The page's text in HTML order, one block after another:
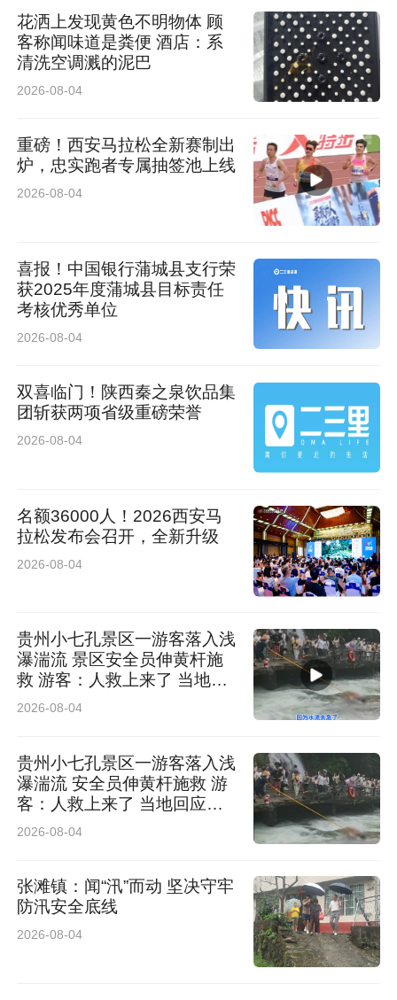
花洒上发现黄色不明物体 顾
客称闻味道是粪便 酒店：系
清洗空调溅的泥巴
2026-08-04
重磅！西安马拉松全新赛制出
炉，忠实跑者专属抽签池上线
2026-08-04
喜报！中国银行蒲城县支行荣
获2025年度蒲城县目标责任
考核优秀单位
2026-08-04
双喜临门！陕西秦之泉饮品集
团斩获两项省级重磅荣誉
2026-08-04
名额36000人！2026西安马
拉松发布会召开，全新升级
2026-08-04
贵州小七孔景区一游客落入浅
瀑湍流 景区安全员伸黄杆施
救 游客：人救上来了 当地回
应：完全按照救援标准
2026-08-04
贵州小七孔景区一游客落入浅
瀑湍流 安全员伸黄杆施救 游
客：人救上来了 当地回应：
完全按照救援标准，景区跟进
2026-08-04
张滩镇：闻“汛”而动 坚决守牢
防汛安全底线
2026-08-04